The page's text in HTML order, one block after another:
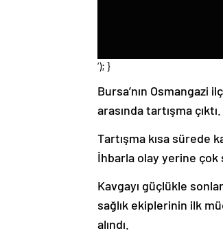
‘); }
Bursa’nın Osmangazi
arasında tartışma çıktı.
Tartışma kısa sürede
İhbarla olay yerine çok
Kavgayı güçlükle
sağlık ekiplerinin ilk
alındı.